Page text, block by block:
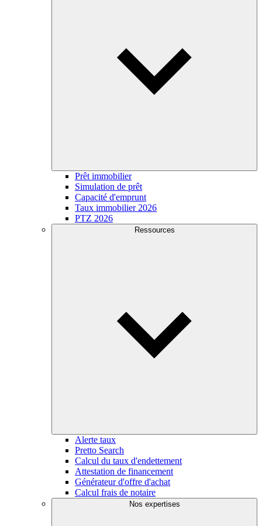
Prêt immobilier
Simulation de prêt
Capacité d'emprunt
Taux immobilier 2026
PTZ 2026
Ressources
Alerte taux
Pretto Search
Calcul du taux d'endettement
Attestation de financement
Générateur d'offre d'achat
Calcul frais de notaire
Nos expertises